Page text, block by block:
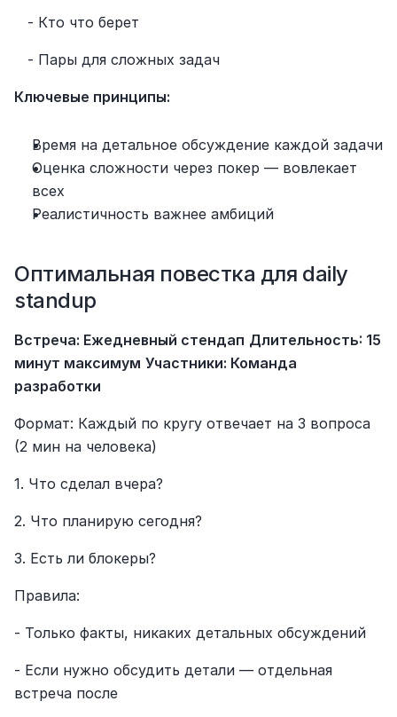
- Кто что берет
- Пары для сложных задач
Ключевые принципы:
Время на детальное обсуждение каждой задачи
Оценка сложности через покер — вовлекает
всех
Реалистичность важнее амбиций
Оптимальная повестка для daily
standup
Встреча: Ежедневный стендап Длительность: 15
минут максимум Участники: Команда
разработки
Формат: Каждый по кругу отвечает на 3 вопроса
(2 мин на человека)
1. Что сделал вчера?
2. Что планирую сегодня?
3. Есть ли блокеры?
Правила:
- Только факты, никаких детальных обсуждений
- Если нужно обсудить детали — отдельная
встреча после